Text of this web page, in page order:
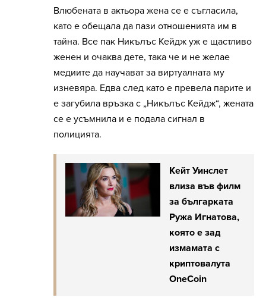
Влюбената в актьора жена се е съгласила,
като е обещала да пази отношенията им в
тайна. Все пак Никълъс Кейдж уж е щастливо
женен и очаква дете, така че и не желае
медиите да научават за виртуалната му
изневяра. Едва след като е превела парите и
е загубила връзка с „Никълъс Кейдж“, жената
се е усъмнила и е подала сигнал в
полицията.
Кейт Уинслет
влиза във филм
за българката
Ружа Игнатова,
която е зад
измамата с
криптовалута
OneCoin